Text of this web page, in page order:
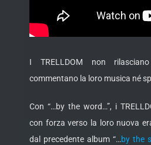
I TRELLDOM non
commentano la loro musica né
Con “…by the word…”, i
con forza verso la loro nuova
dal precedente album “…by the